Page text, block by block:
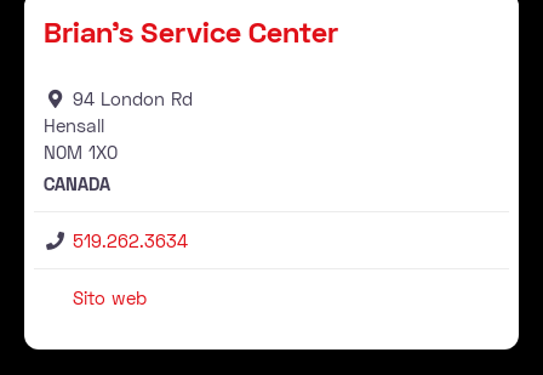
Brian's Service Center
94 London Rd
Hensall
N0M 1X0
CANADA
519.262.3634
Sito web